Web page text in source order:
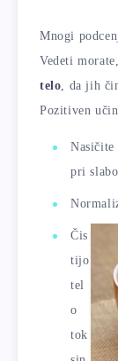
Mnogi
Vedeti morate,
telo, da jih
Pozitiven
Nasičite
pri
Čis
tijo
tel
o
tok